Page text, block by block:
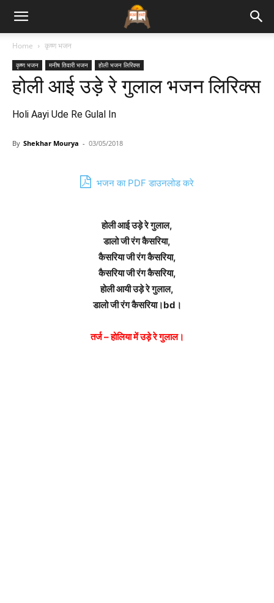
Bhajan
Lyrics
Home कृष्ण भजन
कृष्ण भजन मनीष तिवारी भजन होली भजन लिरिक्स
होली आई उड़े रे गुलाल भजन लिरिक्स
Holi Aayi Ude Re Gulal In
By Shekhar Mourya - 03/05/2018
भजन का PDF डाउनलोड करे
होली आई उड़े रे गुलाल,
डालो जी रंग कैसरिया,
कैसरिया जी रंग कैसरिया,
कैसरिया जी रंग कैसरिया,
होली आयी उड़े रे गुलाल,
डालो जी रंग कैसरिया।bd।
तर्ज – होलिया में उड़े रे गुलाल।